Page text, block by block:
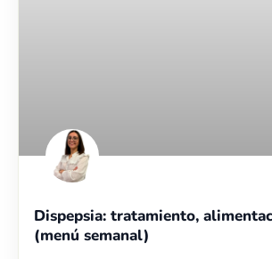
Dispepsia: tratamiento,
(menú semanal)